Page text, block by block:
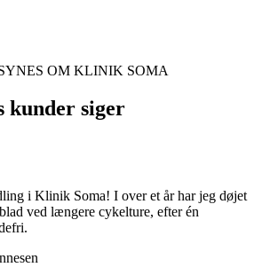
OM KLINIK SOMA
kunder siger
i Klinik Soma! I over et år har jeg døjet
ved længere cykelture, efter én